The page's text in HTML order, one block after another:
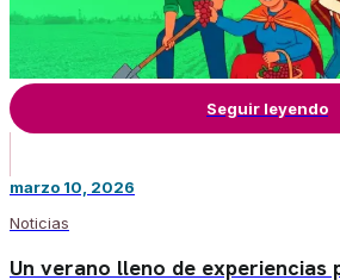
Seguir leyendo
marzo 10, 2026
Noticias
Un verano lleno de experiencias